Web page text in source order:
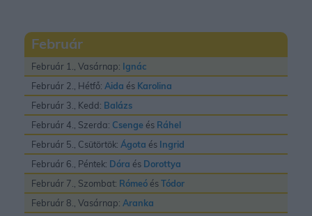
Február
Február 1., Vasárnap: Ignác
Február 2., Hétfő: Aida és Karolina
Február 3., Kedd: Balázs
Február 4., Szerda: Csenge és Ráhel
Február 5., Csütörtök: Ágota és Ingrid
Február 6., Péntek: Dóra és Dorottya
Február 7., Szombat: Rómeó ésTódor
Február 8., Vasárnap: Aranka